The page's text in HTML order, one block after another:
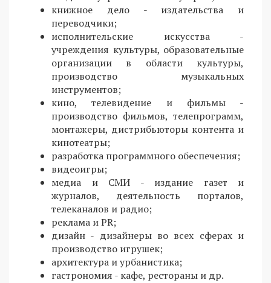
книжное дело - издательства и
переводчики;
исполнительские искусства -
учреждения культуры, образовательные
организации в области культуры,
производство музыкальных
инструментов;
кино, телевидение и фильмы -
производство фильмов, телепрограмм,
монтажеры, дистрибьюторы контента и
кинотеатры;
разработка программного обеспечения;
видеоигры;
медиа и СМИ - издание газет и
журналов, деятельность порталов,
телеканалов и радио;
реклама и PR;
дизайн - дизайнеры во всех сферах и
производство игрушек;
архитектура и урбанистика;
гастрономия - кафе, рестораны и др.